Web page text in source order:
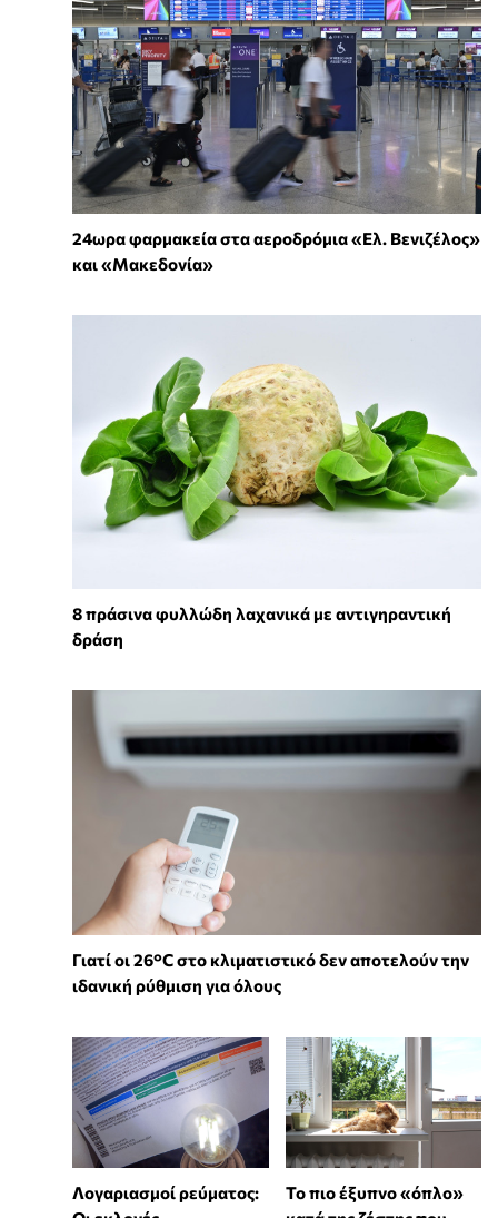
24ωρα φαρμακεία στα αεροδρόμια «Ελ. Βενιζέλος»
και «Μακεδονία»
8 πράσινα φυλλώδη λαχανικά με αντιγηραντική
δράση
Γιατί οι 26°C στο κλιματιστικό δεν αποτελούν την
ιδανική ρύθμιση για όλους
Λογαριασμοί ρεύματος:
To πιο έξυπνο «όπλο»